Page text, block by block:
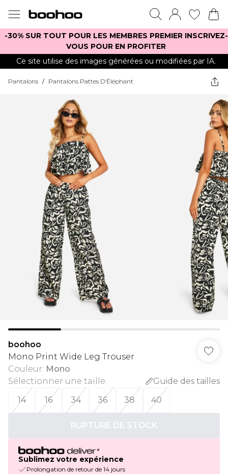
-30% SUR TOUT POUR LES MEMBRES PREMIER INSCRIVEZ-
VOUS POUR EN PROFITER
Ce site utilise des images générées ou modifiées par IA.
Pantalons / Pantalons Pattes D'Éléphant
boohoo
Mono Print Wide Leg Trouser
Couleur: Mono
Sélectionner une taille:
Guide des tailles
14
16 34 36 38 40
RUPTURE DE STOCK
Sublimez votre expérience
Prolongation de retour de 14 jours